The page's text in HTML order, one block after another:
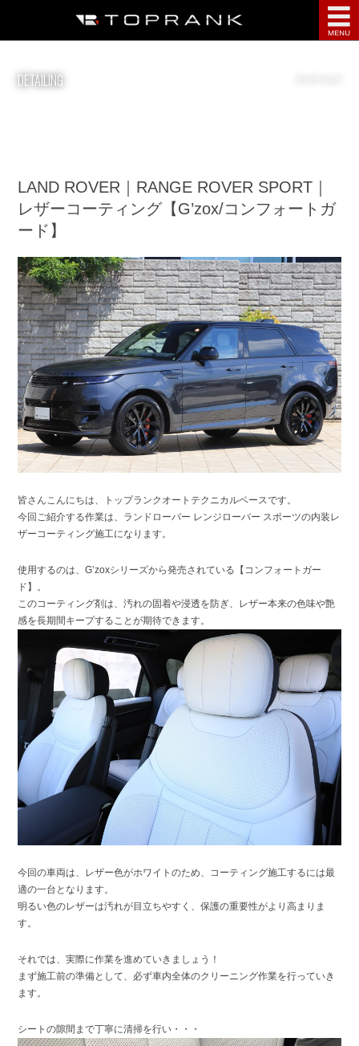
部品・用品
サービス案内
インフォメーション
会社案内
DETAILING
LAND ROVER｜RANGE ROVER SPORT｜
レザーコーティング【G’zox/コンフォートガ
ード】
皆さんこんにちは、トップランクオートテクニカルベースです。
今回ご紹介する作業は、ランドローバー レンジローバー スポーツの内装レ
ザーコーティング施工になります。
使用するのは、G’zoxシリーズから発売されている【コンフォートガー
ド】。
このコーティング剤は、汚れの固着や浸透を防ぎ、レザー本来の色味や艶
感を長期間キープすることが期待できます。
今回の車両は、レザー色がホワイトのため、コーティング施工するには最
適の一台となります。
明るい色のレザーは汚れが目立ちやすく、保護の重要性がより高まりま
す。
それでは、実際に作業を進めていきましょう！
まず施工前の準備として、必ず車内全体のクリーニング作業を行っていき
ます。
シートの隙間まで丁寧に清掃を行い・・・